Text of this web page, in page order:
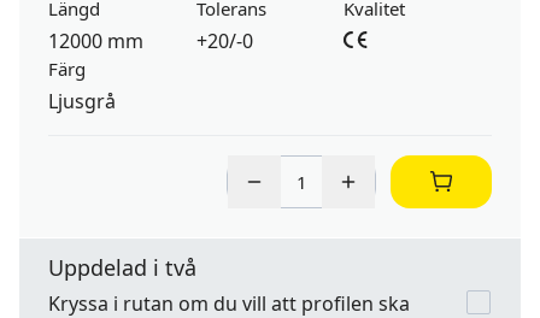
Längd
12000 mm
Tolerans
+20/-0
Kvalitet
Färg
Ljusgrå
Uppdelad i två
Kryssa i rutan om du vill att profilen ska